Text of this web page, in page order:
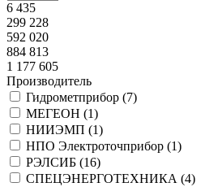
6 435
299 228
592 020
884 813
1 177 605
Производитель
Гидрометприбор (7)
МЕГЕОН (1)
НИИЭМП (1)
НПО Электроточприбор (1)
РЭЛСИБ (16)
СПЕЦЭНЕРГОТЕХНИКА (4)